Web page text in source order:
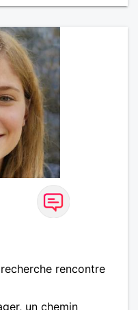
rencontre
un chemin